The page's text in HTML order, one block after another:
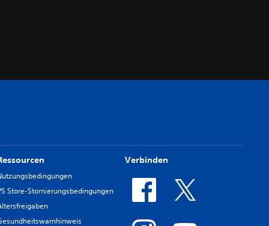
Store-Stornierungsbedingungen
Verbinden